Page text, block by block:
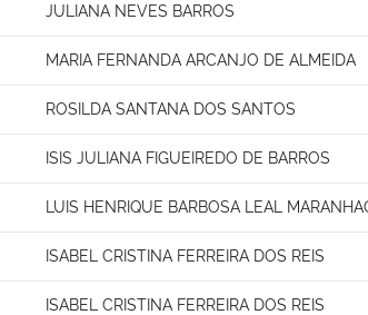
JULIANA NEVES BARROS
MARIA FERNANDA ARCANJO DE ALMEIDA
ROSILDA SANTANA DOS SANTOS
ISIS JULIANA FIGUEIREDO DE BARROS
LUIS HENRIQUE BARBOSA LEAL
ISABEL CRISTINA FERREIRA DOS REIS
ISABEL CRISTINA FERREIRA DOS REIS